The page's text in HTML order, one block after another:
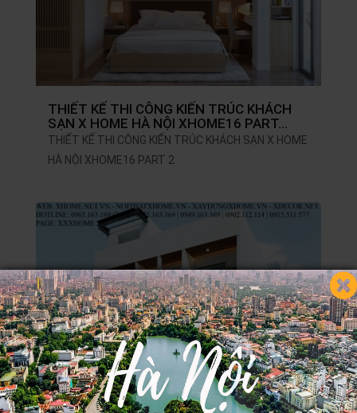
THIẾT KẾ THI CÔNG KIẾN TRÚC KHÁCH
SẠN X HOME HÀ NỘI XHOME16 PART…
THIẾT KẾ THI CÔNG KIẾN TRÚC KHÁCH SẠN X HOME
HÀ NỘI XHOME16 PART 2